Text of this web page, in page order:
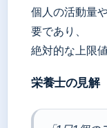
個人の活動量
要であり、
絶対的な上限
栄養士の見解